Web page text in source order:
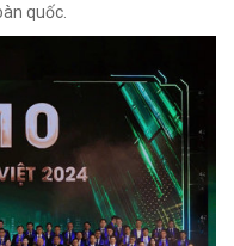
quốc.